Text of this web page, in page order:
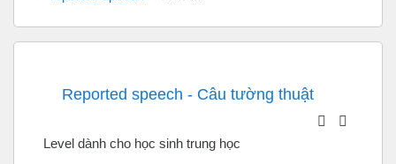
Reported speech - Câu tường thuật
Level dành cho học sinh trung học